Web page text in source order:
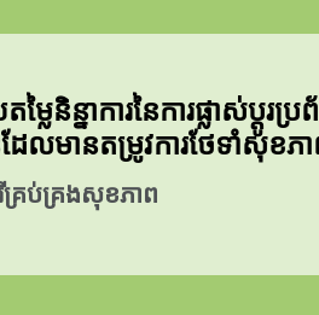
តម្លៃនិន្នាការនៃការផ្លា
ែលមានតម្រូវការថែទាំសុខ
រប់គ្រងសុខភាព